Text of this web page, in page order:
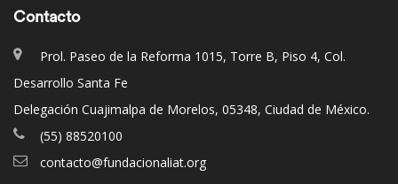
Contacto
Prol. Paseo de la Reforma 1015, Torre B, Piso 4, Col.
Desarrollo Santa Fe
Delegación Cuajimalpa de Morelos, 05348, Ciudad de México.
(55) 88520100
contacto@fundacionaliat.org